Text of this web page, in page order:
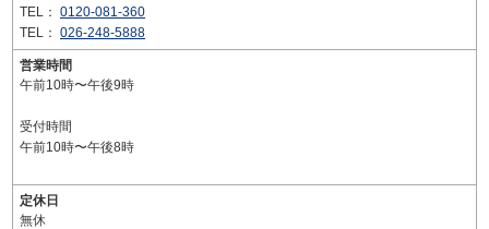
TEL： 0120-081-360
TEL： 026-248-5888
営業時間
午前10時〜午後9時
受付時間
午前10時〜午後8時
定休日
無休